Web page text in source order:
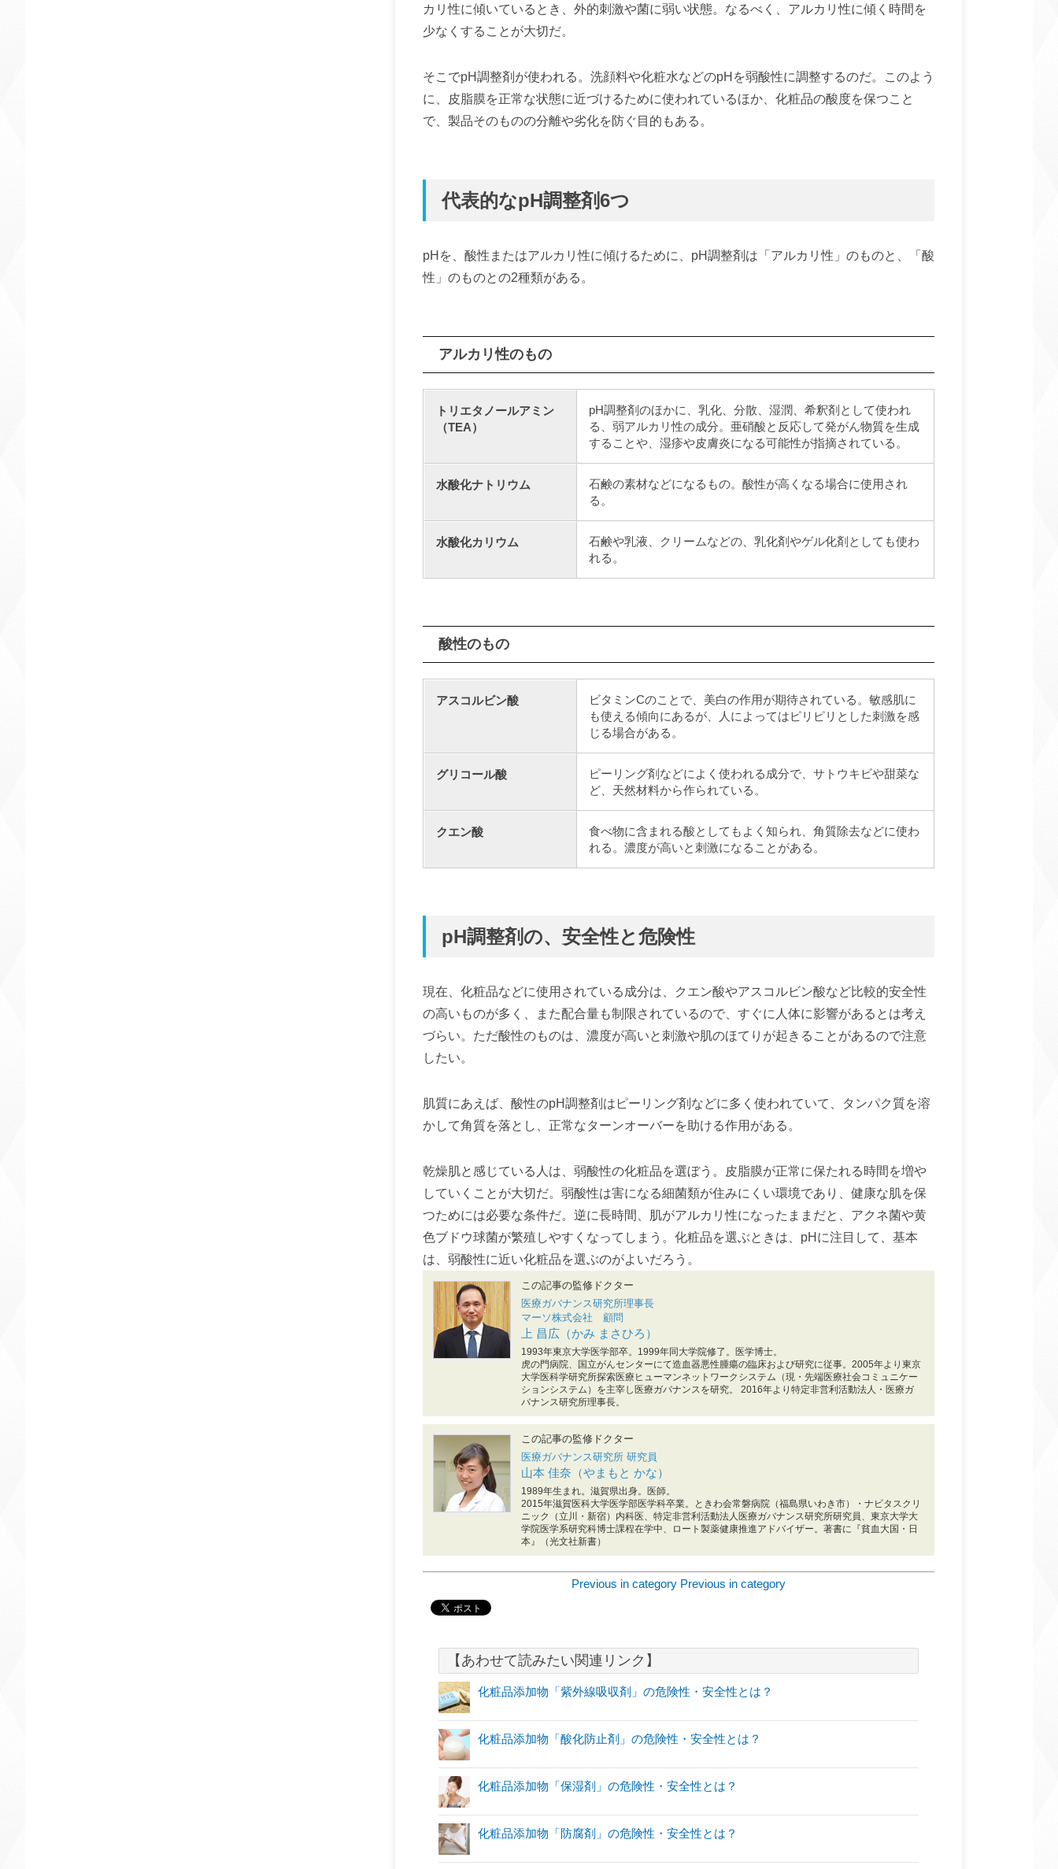
カリ性に傾いているとき、外的刺激や菌に弱い状態。なるべく、アルカリ性に傾く時間を
少なくすることが大切だ。
そこでpH調整剤が使われる。洗顔料や化粧水などのpHを弱酸性に調整するのだ。このよう
に、皮脂膜を正常な状態に近づけるために使われているほか、化粧品の酸度を保つこと
で、製品そのものの分離や劣化を防ぐ目的もある。
代表的なpH調整剤6つ
pHを、酸性またはアルカリ性に傾けるために、pH調整剤は「アルカリ性」のものと、「酸
性」のものとの2種類がある。
アルカリ性のもの
トリエタノールアミン
（TEA）
pH調整剤のほかに、乳化、分散、湿潤、希釈剤として使われ
る、弱アルカリ性の成分。亜硝酸と反応して発がん物質を生成
することや、湿疹や皮膚炎になる可能性が指摘されている。
水酸化ナトリウム
石鹸の素材などになるもの。酸性が高くなる場合に使用され
る。
水酸化カリウム
石鹸や乳液、クリームなどの、乳化剤やゲル化剤としても使わ
れる。
酸性のもの
アスコルビン酸
ビタミンCのことで、美白の作用が期待されている。敏感肌に
も使える傾向にあるが、人によってはピリピリとした刺激を感
じる場合がある。
グリコール酸
ピーリング剤などによく使われる成分で、サトウキビや甜菜な
ど、天然材料から作られている。
クエン酸
食べ物に含まれる酸としてもよく知られ、角質除去などに使わ
れる。濃度が高いと刺激になることがある。
pH調整剤の、安全性と危険性
現在、化粧品などに使用されている成分は、クエン酸やアスコルビン酸など比較的安全性
の高いものが多く、また配合量も制限されているので、すぐに人体に影響があるとは考え
づらい。ただ酸性のものは、濃度が高いと刺激や肌のほてりが起きることがあるので注意
したい。
肌質にあえば、酸性のpH調整剤はピーリング剤などに多く使われていて、タンパク質を溶
かして角質を落とし、正常なターンオーバーを助ける作用がある。
乾燥肌と感じている人は、弱酸性の化粧品を選ぼう。皮脂膜が正常に保たれる時間を増や
していくことが大切だ。弱酸性は害になる細菌類が住みにくい環境であり、健康な肌を保
つためには必要な条件だ。逆に長時間、肌がアルカリ性になったままだと、アクネ菌や黄
色ブドウ球菌が繁殖しやすくなってしまう。化粧品を選ぶときは、pHに注目して、基本
は、弱酸性に近い化粧品を選ぶのがよいだろう。
この記事の監修ドクター
医療ガバナンス研究所理事長
マーソ株式会社 顧問
上 昌広（かみ まさひろ）
1993年東京大学医学部卒。1999年同大学院修了。医学博士。
虎の門病院、国立がんセンターにて造血器悪性腫瘍の臨床および研究に従事。2005年より東京
大学医科学研究所探索医療ヒューマンネットワークシステム（現・先端医療社会コミュニケー
ションシステム）を主宰し医療ガバナンスを研究。 2016年より特定非営利活動法人・医療ガ
バナンス研究所理事長。
この記事の監修ドクター
医療ガバナンス研究所 研究員
山本 佳奈（やまもと かな）
1989年生まれ。滋賀県出身。医師。
2015年滋賀医科大学医学部医学科卒業。ときわ会常磐病院（福島県いわき市）・ナビタスクリ
ニック（立川・新宿）内科医、特定非営利活動法人医療ガバナンス研究所研究員、東京大学大
学院医学系研究科博士課程在学中、ロート製薬健康推進アドバイザー。著書に『貧血大国・日
本』（光文社新書）
Previous in category Previous in category
【あわせて読みたい関連リンク】
化粧品添加物「紫外線吸収剤」の危険性・安全性とは？
化粧品添加物「酸化防止剤」の危険性・安全性とは？
化粧品添加物「保湿剤」の危険性・安全性とは？
化粧品添加物「防腐剤」の危険性・安全性とは？